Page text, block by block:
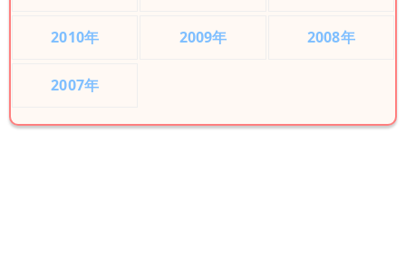
2010年 2009年 2008年
2007年